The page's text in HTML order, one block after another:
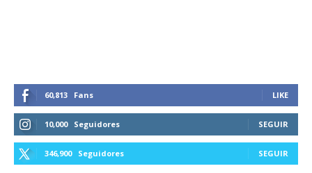
60,813 Fans LIKE
10,000 Seguidores SEGUIR
346,900 Seguidores SEGUIR